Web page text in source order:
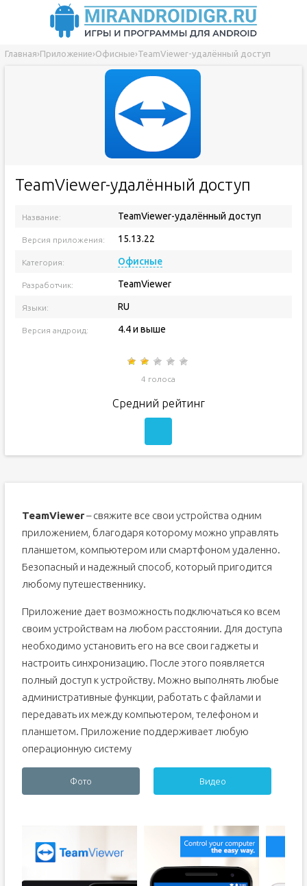
Главная›Приложение›Офисные›TeamViewer-удалённый доступ
TeamViewer-удалённый доступ
Название: TeamViewer-удалённый доступ
Версия приложения: 15.13.22
Категория: Офисные
Разработчик: TeamViewer
Языки: RU
Версия андроид: 4.4 и выше
4 голоса
Средний рейтинг
TeamViewer– свяжите все свои устройства одним
приложением, благодаря которому можно управлять
планшетом, компьютером или смартфоном удаленно.
Безопасный и надежный способ, который пригодится
любому путешественнику.
Приложение дает возможность подключаться ко всем
своим устройствам на любом расстоянии. Для доступа
необходимо установить его на все свои гаджеты и
настроить синхронизацию. После этого появляется
полный доступ к устройству. Можно выполнять любые
административные функции, работать с файлами и
передавать их между компьютером, телефоном и
планшетом. Приложение поддерживает любую
операционную систему
Фото Видео